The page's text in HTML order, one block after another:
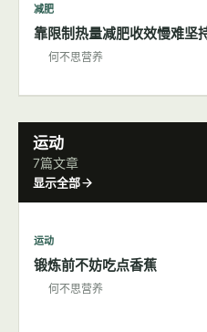
减肥
靠限制热量减肥收效慢难坚
何不思营养
运动
7篇文章
显示全部
运动
锻炼前不妨吃点香蕉
何不思营养